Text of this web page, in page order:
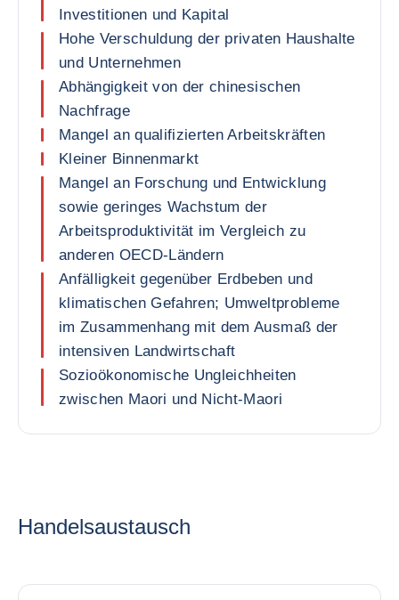
Investitionen und Kapital
Hohe Verschuldung der privaten Haushalte
und Unternehmen
Abhängigkeit von der chinesischen
Nachfrage
Mangel an qualifizierten Arbeitskräften
Kleiner Binnenmarkt
Mangel an Forschung und Entwicklung
sowie geringes Wachstum der
Arbeitsproduktivität im Vergleich zu
anderen OECD-Ländern
Anfälligkeit gegenüber Erdbeben und
klimatischen Gefahren; Umweltprobleme
im Zusammenhang mit dem Ausmaß der
intensiven Landwirtschaft
Sozioökonomische Ungleichheiten
zwischen Maori und Nicht-Maori
Handelsaustausch